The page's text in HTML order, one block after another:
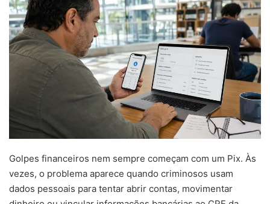
Golpes financeiros nem sempre começam com um Pix. Às
vezes, o problema aparece quando criminosos usam
dados pessoais para tentar abrir contas, movimentar